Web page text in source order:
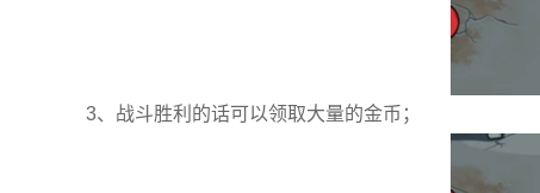
3、战斗胜利的话可以领取大量的金币；